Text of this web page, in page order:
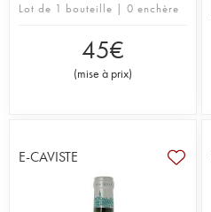
Lot de 1 bouteille | 0 enchère
45€
(mise à prix)
E-CAVISTE